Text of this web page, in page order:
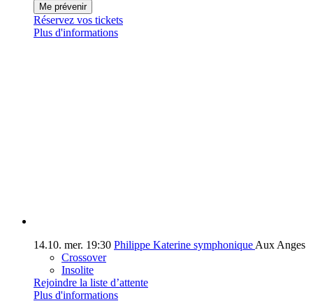
Me prévenir
Réservez vos tickets
Plus d'informations
14.10. mer. 19:30 Philippe Katerine symphonique Aux Anges
Crossover
Insolite
Rejoindre la liste d’attente
Plus d'informations